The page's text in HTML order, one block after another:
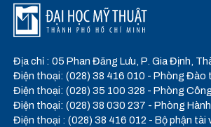
Địa chỉ : 05 Phan Đăng Lưu, P. Gia Định,
Điện thoại: (028) 38 416 010 - Phòng Đào
Điện thoại: (028) 35 100 328 - Phòng
Điện thoại: (028) 38 030 237 - Phòng
Điện thoại : (028) 38 416 012 - Bộ phận tài